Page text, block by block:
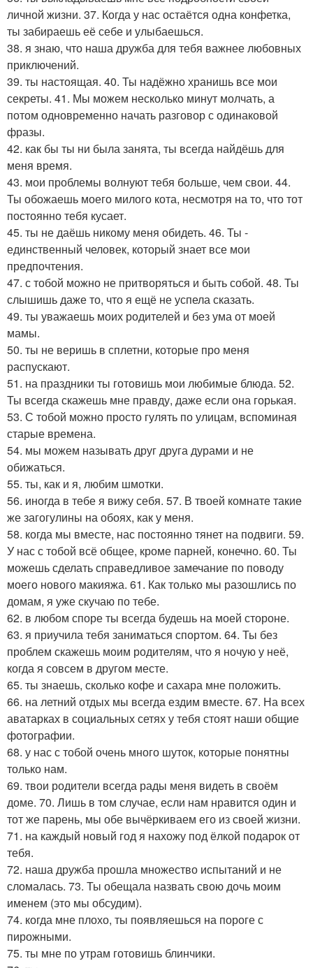
личной жизни. 37. Когда у нас остаётся одна конфетка,
ты забираешь её себе и улыбаешься.
38. я знаю, что наша дружба для тебя важнее любовных
приключений.
39. ты настоящая. 40. Ты надёжно хранишь все мои
секреты. 41. Мы можем несколько минут молчать, а
потом одновременно начать разговор с одинаковой
фразы.
42. как бы ты ни была занята, ты всегда найдёшь для
меня время.
43. мои проблемы волнуют тебя больше, чем свои. 44.
Ты обожаешь моего милого кота, несмотря на то, что тот
постоянно тебя кусает.
45. ты не даёшь никому меня обидеть. 46. Ты -
единственный человек, который знает все мои
предпочтения.
47. с тобой можно не притворяться и быть собой. 48. Ты
слышишь даже то, что я ещё не успела сказать.
49. ты уважаешь моих родителей и без ума от моей
мамы.
50. ты не веришь в сплетни, которые про меня
распускают.
51. на праздники ты готовишь мои любимые блюда. 52.
Ты всегда скажешь мне правду, даже если она горькая.
53. С тобой можно просто гулять по улицам, вспоминая
старые времена.
54. мы можем называть друг друга дурами и не
обижаться.
55. ты, как и я, любим шмотки.
56. иногда в тебе я вижу себя. 57. В твоей комнате такие
же загогулины на обоях, как у меня.
58. когда мы вместе, нас постоянно тянет на подвиги. 59.
У нас с тобой всё общее, кроме парней, конечно. 60. Ты
можешь сделать справедливое замечание по поводу
моего нового макияжа. 61. Как только мы разошлись по
домам, я уже скучаю по тебе.
62. в любом споре ты всегда будешь на моей стороне.
63. я приучила тебя заниматься спортом. 64. Ты без
проблем скажешь моим родителям, что я ночую у неё,
когда я совсем в другом месте.
65. ты знаешь, сколько кофе и сахара мне положить.
66. на летний отдых мы всегда ездим вместе. 67. На всех
аватарках в социальных сетях у тебя стоят наши общие
фотографии.
68. у нас с тобой очень много шуток, которые понятны
только нам.
69. твои родители всегда рады меня видеть в своём
доме. 70. Лишь в том случае, если нам нравится один и
тот же парень, мы обе вычёркиваем его из своей жизни.
71. на каждый новый год я нахожу под ёлкой подарок от
тебя.
72. наша дружба прошла множество испытаний и не
сломалась. 73. Ты обещала назвать свою дочь моим
именем (это мы обсудим).
74. когда мне плохо, ты появляешься на пороге с
пирожными.
75. ты мне по утрам готовишь блинчики.